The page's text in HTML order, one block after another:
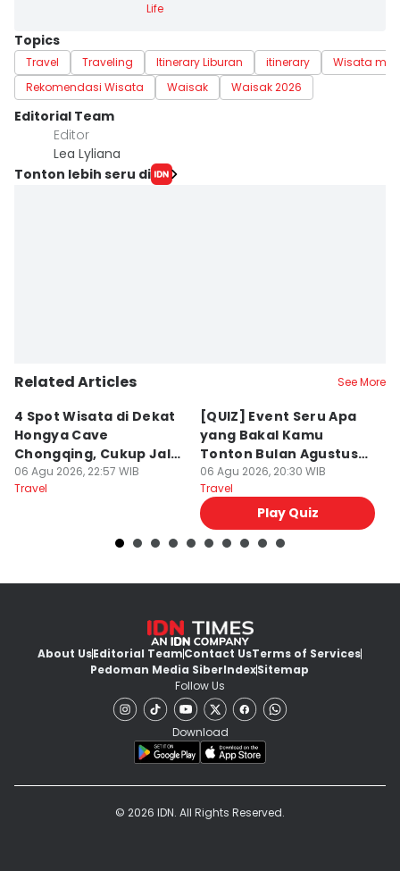
Life
Topics
Travel Traveling Itinerary Liburan itinerary
Wisata
Rekomendasi Wisata
Waisak Waisak 2026
Editorial Team
Editor
Lea Lyliana
Tonton lebih seru di
Related Articles See More
4 Spot Wisata di Dekat
Hongya Cave
Chongqing, Cukup Jalan
Kaki!
06 Agu 2026, 22:57 WIB
Travel
[QUIZ] Event Seru Apa
yang Bakal Kamu
Tonton Bulan Agustus
2026 Ini?
06 Agu 2026, 20:30 WIB
Travel
Play Quiz
About UsEditorial TeamContact UsTerms of Services
Pedoman Media SiberIndexSitemap
Follow Us
Download
© 2026 IDN. All Rights Reserved.